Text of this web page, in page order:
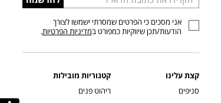
כתובת
דוא”לאני מסכים כי הפרטים שמסרתי ישמשו לצורך
הודעות/תכן שיווקיות כמפורט במדיניות הפרטיות.
קצת עלינו
סניפים
קטגוריות מובילות
ריהוט פנים